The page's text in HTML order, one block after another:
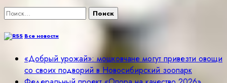
Найти:
Все новости
«Добрый урожай»: мошковчане могут привезти овощи
со своих подворий в Новосибирский зоопарк